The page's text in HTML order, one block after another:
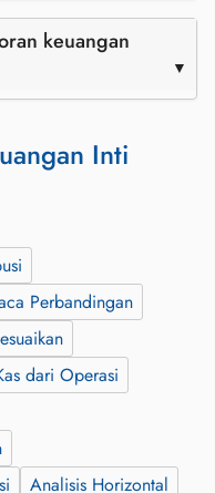
keuangan
Inti
Perbandingan
dari Operasi
Analisis Horizontal